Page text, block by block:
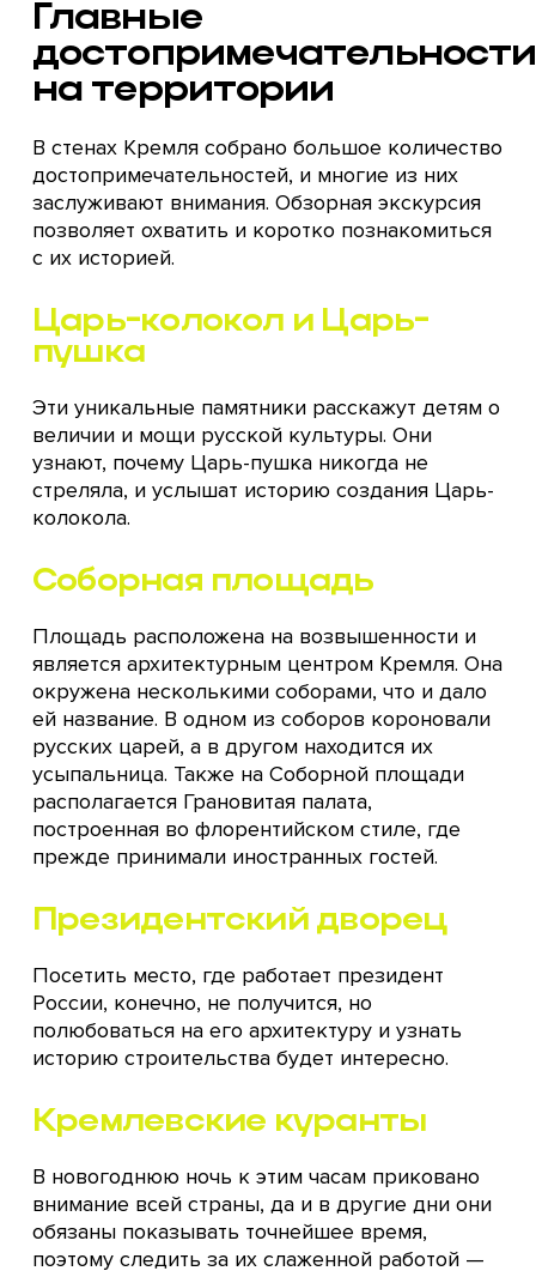
Главные
достопримечательности
на территории
В стенах Кремля собрано большое количество
достопримечательностей, и многие из них
заслуживают внимания. Обзорная экскурсия
позволяет охватить и коротко познакомиться
с их историей.
Царь-колокол и Царь-
пушка
Эти уникальные памятники расскажут детям о
величии и мощи русской культуры. Они
узнают, почему Царь-пушка никогда не
стреляла, и услышат историю создания Царь-
колокола.
Соборная площадь
Площадь расположена на возвышенности и
является архитектурным центром Кремля. Она
окружена несколькими соборами, что и дало
ей название. В одном из соборов короновали
русских царей, а в другом находится их
усыпальница. Также на Соборной площади
располагается Грановитая палата,
построенная во флорентийском стиле, где
прежде принимали иностранных гостей.
Президентский дворец
Посетить место, где работает президент
России, конечно, не получится, но
полюбоваться на его архитектуру и узнать
историю строительства будет интересно.
Кремлевские куранты
В новогоднюю ночь к этим часам приковано
внимание всей страны, да и в другие дни они
обязаны показывать точнейшее время,
поэтому следить за их слаженной работой —